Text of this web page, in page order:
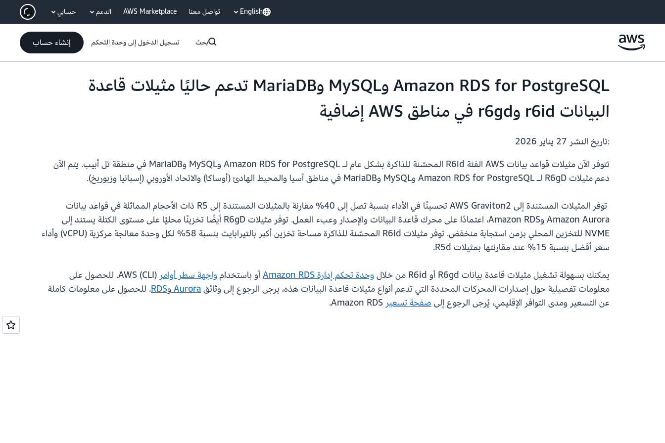
انتقل إلى المحتوى الرئيسي English تواصل معنا AWS Marketplace الدعم حسابي
بحث تسجيل الدخول إلى وحدة التحكم إنشاء حساب
Amazon RDS for PostgreSQL وMySQL وMariaDB تدعم حاليًا مثيلات قاعدة
البيانات r6id وr6gd في مناطق AWS إضافية
:تاريخ النشر
تتوفر الآن مثيلات قواعد بيانات AWS الفئة R6id المحسّنة للذاكرة بشكل عام لـ Amazon RDS for PostgreSQL وMySQL وMariaDB في منطقة تل أبيب. يتم الآن
دعم مثيلات R6gD لـ Amazon RDS for PostgreSQL وMySQL وMariaDB في مناطق آسيا والمحيط الهادئ (أوساكا) والاتحاد الأوروبي (إسبانيا وزيوريخ).
توفر المثيلات المستندة إلى AWS Graviton2 تحسينًا في الأداء بنسبة تصل إلى 40% مقارنة بالمثيلات المستندة إلى R5 ذات الأحجام المماثلة في قواعد بيانات
Amazon Aurora وAmazon RDS، اعتمادًا على محرك قاعدة البيانات والإصدار وعبء العمل. توفر مثيلات R6gD أيضًا تخزينًا محليًا على مستوى الكتلة يستند إلى
NVME للتخزين المحلي بزمن استجابة منخفض. توفر مثيلات R6id المحسّنة للذاكرة مساحة تخزين أكبر بالتيرابايت بنسبة 58% لكل وحدة معالجة مركزية (vCPU) وأداء
سعر أفضل بنسبة 15% عند مقارنتها بمثيلات R5d.
يمكنك بسهولة تشغيل مثيلات قاعدة بيانات R6gd أو R6id من خلال وحدة تحكم إدارة Amazon RDS أو باستخدامواجهة سطر أوامر
(CLI) AWS. للحصول على
معلومات تفصيلية حول إصدارات المحركات المحددة التي تدعم أنواع مثيلات قاعدة البيانات هذه، يرجى الرجوع إلى وثائقAuroraوRDS. للحصول على معلومات كاملة
عن التسعير ومدى التوافر الإقليمي، يُرجى الرجوع إلىصفحة تسعير